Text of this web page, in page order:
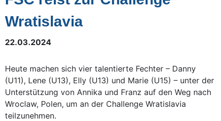
Wratislavia
22.03.2024
Heute machen sich vier talentierte Fechter – Danny
(U11), Lene (U13), Elly (U13) und Marie (U15) – unter der
Unterstützung von Annika und Franz auf den Weg nach
Wroclaw, Polen, um an der Challenge Wratislavia
teilzunehmen.